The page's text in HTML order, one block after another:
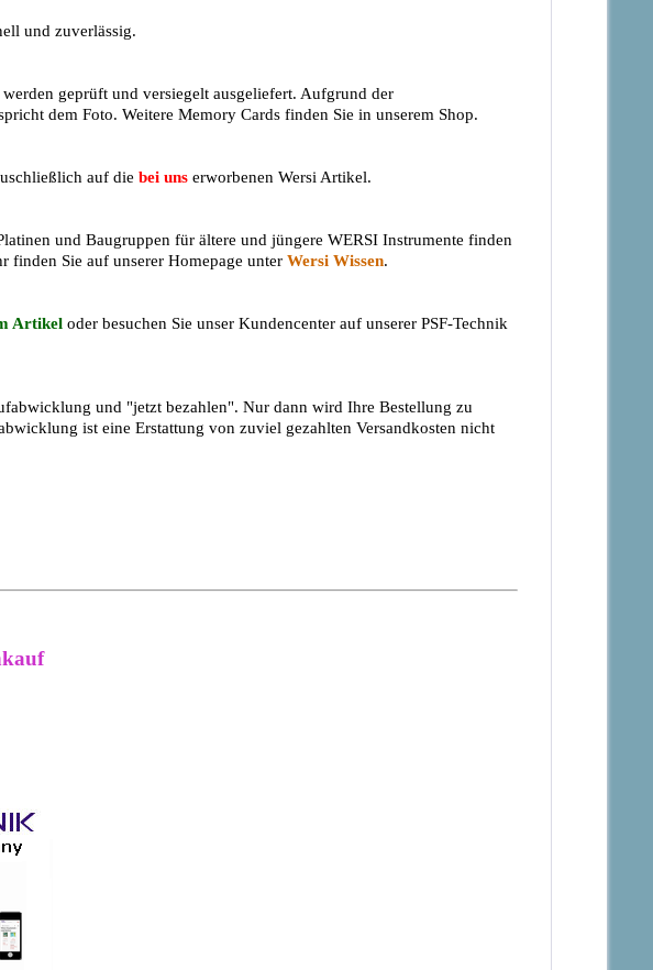
und zuverlässig.
geprüft und versiegelt ausgeliefert. Aufgrund der
dem Foto. Weitere Memory Cards finden Sie in unserem Shop.
auf die bei uns erworbenen Wersi Artikel.
und Baugruppen für ältere und jüngere WERSI Instrumente finden
finden Sie auf unserer Homepage unter Wersi Wissen.
Artikel oder besuchen Sie unser Kundencenter auf unserer PSF-Technik
und "jetzt bezahlen". Nur dann wird Ihre Bestellung zu
ist eine Erstattung von zuviel gezahlten Versandkosten nicht